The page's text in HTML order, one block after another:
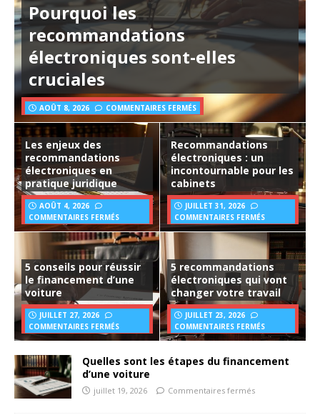
Pourquoi les
recommandations
électroniques sont-elles
cruciales
AOÛT 8, 2026 COMMENTAIRES FERMÉS
Les enjeux des
recommandations
électroniques en
pratique juridique
AOÛT 4, 2026
COMMENTAIRES FERMÉS
Recommandations
électroniques : un
incontournable pour les
cabinets
JUILLET 31, 2026
COMMENTAIRES FERMÉS
5 conseils pour réussir
le financement d’une
voiture
JUILLET 27, 2026
COMMENTAIRES FERMÉS
5 recommandations
électroniques qui vont
changer votre travail
JUILLET 23, 2026
COMMENTAIRES FERMÉS
Quelles sont les étapes du financement
d’une voiture
juillet 19, 2026 Commentaires fermés